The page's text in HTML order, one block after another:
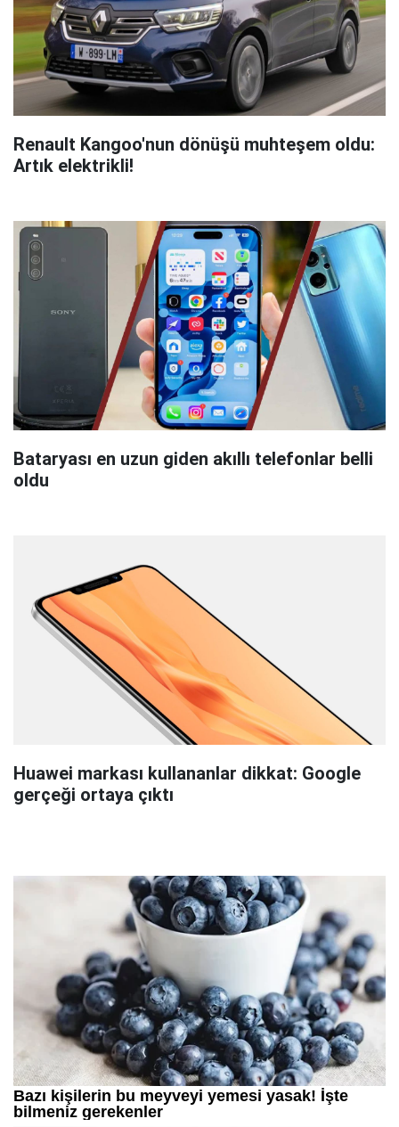
Renault Kangoo'nun dönüşü muhteşem oldu:
Artık elektrikli!
Bataryası en uzun giden akıllı telefonlar belli
oldu
Huawei markası kullananlar dikkat: Google
gerçeği ortaya çıktı